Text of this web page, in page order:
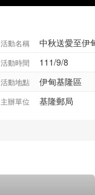
活動名稱 中秋送愛至伊
活動時間 111/9/8
活動地點 伊甸基隆區
主辦單位 基隆郵局